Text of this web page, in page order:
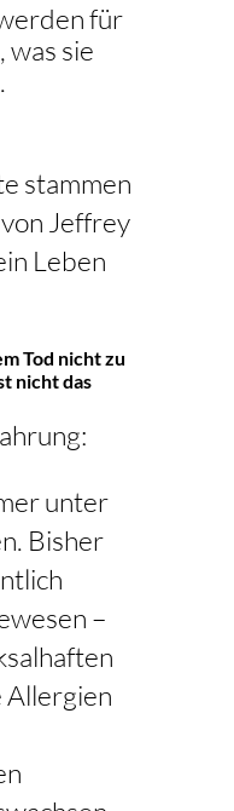
für
was sie
stammen
Jeffrey
Leben
Tod nicht zu
nicht das
unter
Bisher
–
Allergien